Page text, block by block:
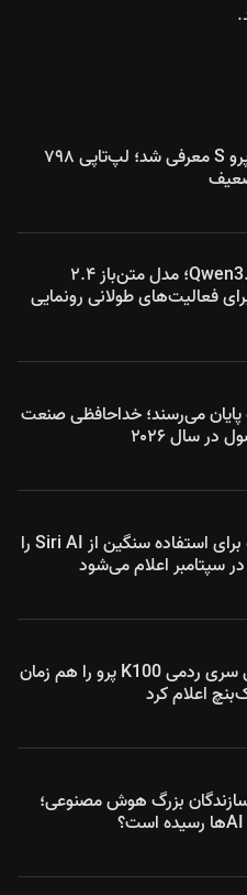
.
هواوی میت‌بوک پرو S معرفی شد؛ لپ‌تاپی ۷۹۸
ضعیف
علی‌بابا از Qwen3.8-Max؛ مدل متن‌باز ۲.۴
فعالیت‌های طولانی رونمایی
پایان می‌رسند؛ خداحافظی صنعت
اپل دریافت هزینه برای استفاده سنگین از Siri AI را
در سپتامبر اعلام می‌شود
ردمی تاریخ معرفی سری ردمی K100 پرو را هم زمان
اعلام کرد
بزرگ هوش مصنوعی؛